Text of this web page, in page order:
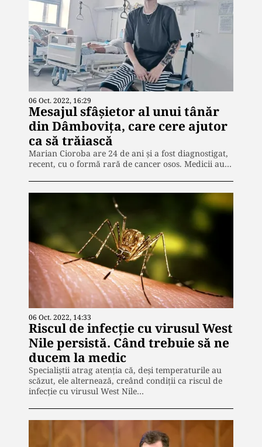
06 Oct. 2022, 16:29
Mesajul sfâșietor al unui tânăr
din Dâmbovița, care cere ajutor
ca să trăiască
Marian Cioroba are 24 de ani și a fost diagnostigat,
recent, cu o formă rară de cancer osos. Medicii au…
06 Oct. 2022, 14:33
Riscul de infecție cu virusul West
Nile persistă. Când trebuie să ne
ducem la medic
Specialiștii atrag atenția că, deși temperaturile au
scăzut, ele alternează, creând condiții ca riscul de
infecție cu virusul West Nile…